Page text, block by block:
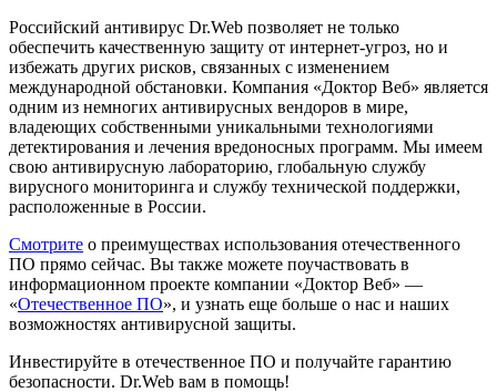
Российский антивирус Dr.Web позволяет не только
обеспечить качественную защиту от интернет-угроз, но и
избежать других рисков, связанных с изменением
международной обстановки. Компания «Доктор Веб» является
одним из немногих антивирусных вендоров в мире,
владеющих собственными уникальными технологиями
детектирования и лечения вредоносных программ. Мы имеем
свою антивирусную лабораторию, глобальную службу
вирусного мониторинга и службу технической поддержки,
расположенные в России.
Смотрите о преимуществах использования отечественного
ПО прямо сейчас. Вы также можете поучаствовать в
информационном проекте компании «Доктор Веб» —
«Отечественное ПО», и узнать еще больше о нас и наших
возможностях антивирусной защиты.
Инвестируйте в отечественное ПО и получайте гарантию
безопасности. Dr.Web вам в помощь!